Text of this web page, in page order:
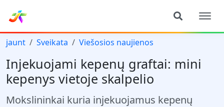
jaunt Sveikata Viešosios naujienos
Injekuojami kepenų graftai: mini
kepenys vietoje skalpelio
Mokslininkai kuria injekuojamus kepenų